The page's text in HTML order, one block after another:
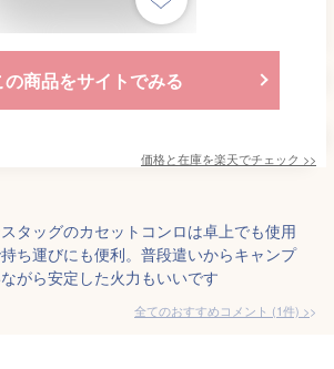
の商品をサイトでみる
価格と在庫を楽天でチェック >>
タッグのカセットコンロは卓上でも使用
ち運びにも便利。普段遣いからキャンプ
がら安定した火力もいいです
全てのおすすめコメント (1件) >